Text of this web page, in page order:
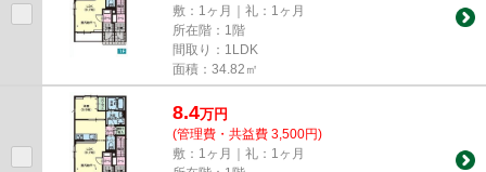
敷：1ヶ月｜礼：1ヶ月
所在階：1階
間取り：1LDK
面積：34.82㎡
8.4万円
(管理費・共益費 3,500円)
敷：1ヶ月｜礼：1ヶ月